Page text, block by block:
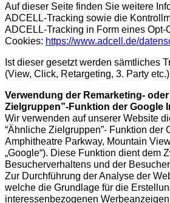
Auf dieser Seite finden Sie weitere
ADCELL-Tracking sowie die
ADCELL-Tracking in Form eines Opt-
Cookies: https://www.adcell.de/
Ist dieser gesetzt werden sämtliches
(View, Click, Retargeting, 3. Party
Verwendung der Remarketing-
Zielgruppen”-Funktion der Google
Wir verwenden auf unserer Website
“Ähnliche Zielgruppen”- Funktion der
Amphitheatre Parkway, Mountain
„Google“). Diese Funktion dient dem
Besucherverhaltens und der
Zur Durchführung der Analyse der
welche die Grundlage für die
interessenbezogenen